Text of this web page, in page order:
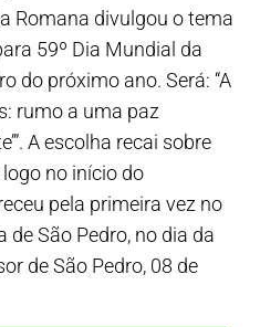
Romana divulgou o tema
59º Dia Mundial da
do próximo ano. Será: “A
rumo a uma paz
A escolha recai sobre
no início do
pela primeira vez no
São Pedro, no dia da
de São Pedro, 08 de